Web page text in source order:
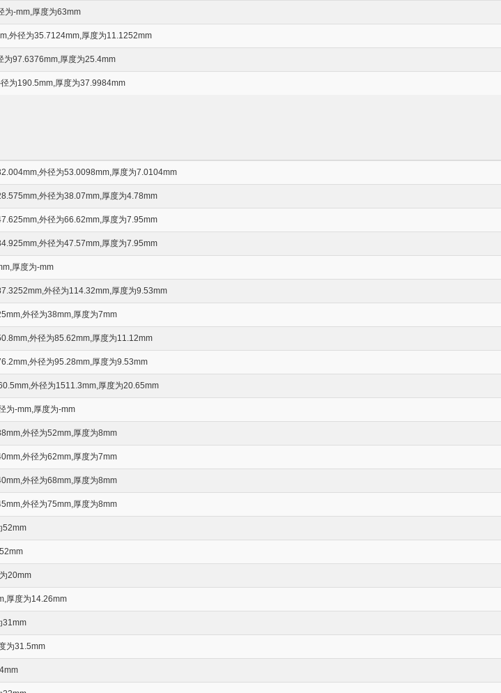
为-mm,厚度为63mm
外径为35.7124mm,厚度为11.1252mm
为97.6376mm,厚度为25.4mm
为190.5mm,厚度为37.9984mm
外径为53.0098mm,厚度为7.0104mm
外径为38.07mm,厚度为4.78mm
外径为66.62mm,厚度为7.95mm
外径为47.57mm,厚度为7.95mm
厚度为-mm
外径为114.32mm,厚度为9.53mm
外径为38mm,厚度为7mm
外径为85.62mm,厚度为11.12mm
外径为95.28mm,厚度为9.53mm
外径为1511.3mm,厚度为20.65mm
为-mm,厚度为-mm
外径为52mm,厚度为8mm
外径为62mm,厚度为7mm
外径为68mm,厚度为8mm
外径为75mm,厚度为8mm
52mm
20mm
厚度为14.26mm
31mm
为31.5mm